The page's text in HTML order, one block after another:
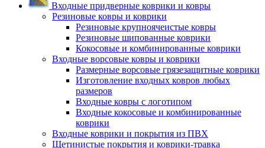
Входные придверные коврики и ковры
Резиновые ковры и коврики
Резиновые крупноячеистые ковры
Резиновые шипованные коврики
Кокосовые и комбинированные коврики
Входные ворсовые ковры и коврики
Размерные ворсовые грязезащитные коврики
Изготовление входных ковров любых
размеров
Входные ковры с логотипом
Входные кокосовые и комбинированные
коврики
Входные коврики и покрытия из ПВХ
Щетинистые покрытия и коврики-травка